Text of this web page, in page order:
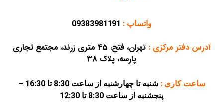
واتساپ : 09383981191
آدرس دفتر مرکزی:
تهران، فتح، 45 متری زرند، مجتمع تجاری
پارسه، پلاک 38
ساعت کاری :
شنبه تا چهارشنبه از ساعت 8:30 تا 16:30 –
پنجشنبه از ساعت 8:30 تا 12:30